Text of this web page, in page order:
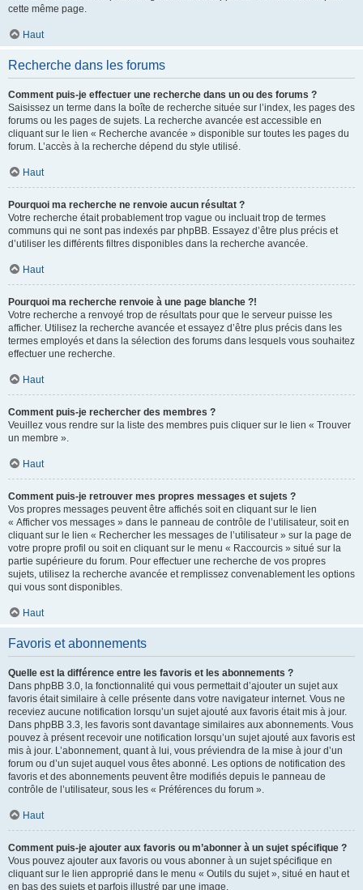
cette même page.
Haut
Recherche dans les forums
Comment puis-je effectuer une recherche dans un ou des forums ?
Saisissez un terme dans la boîte de recherche située sur l’index, les pages des
forums ou les pages de sujets. La recherche avancée est accessible en
cliquant sur le lien « Recherche avancée » disponible sur toutes les pages du
forum. L’accès à la recherche dépend du style utilisé.
Haut
Pourquoi ma recherche ne renvoie aucun résultat ?
Votre recherche était probablement trop vague ou incluait trop de termes
communs qui ne sont pas indexés par phpBB. Essayez d’être plus précis et
d’utiliser les différents filtres disponibles dans la recherche avancée.
Haut
Pourquoi ma recherche renvoie à une page blanche ?!
Votre recherche a renvoyé trop de résultats pour que le serveur puisse les
afficher. Utilisez la recherche avancée et essayez d’être plus précis dans les
termes employés et dans la sélection des forums dans lesquels vous souhaitez
effectuer une recherche.
Haut
Comment puis-je rechercher des membres ?
Veuillez vous rendre sur la liste des membres puis cliquer sur le lien « Trouver
un membre ».
Haut
Comment puis-je retrouver mes propres messages et sujets ?
Vos propres messages peuvent être affichés soit en cliquant sur le lien
« Afficher vos messages » dans le panneau de contrôle de l’utilisateur, soit en
cliquant sur le lien « Rechercher les messages de l’utilisateur » sur la page de
votre propre profil ou soit en cliquant sur le menu « Raccourcis » situé sur la
partie supérieure du forum. Pour effectuer une recherche de vos propres
sujets, utilisez la recherche avancée et remplissez convenablement les options
qui vous sont disponibles.
Haut
Favoris et abonnements
Quelle est la différence entre les favoris et les abonnements ?
Dans phpBB 3.0, la fonctionnalité qui vous permettait d’ajouter un sujet aux
favoris était similaire à celle présente dans votre navigateur internet. Vous ne
receviez aucune notification lorsqu’un sujet ajouté aux favoris était mis à jour.
Dans phpBB 3.3, les favoris sont davantage similaires aux abonnements. Vous
pouvez à présent recevoir une notification lorsqu’un sujet ajouté aux favoris est
mis à jour. L’abonnement, quant à lui, vous préviendra de la mise à jour d’un
forum ou d’un sujet auquel vous êtes abonné. Les options de notification des
favoris et des abonnements peuvent être modifiés depuis le panneau de
contrôle de l’utilisateur, sous les « Préférences du forum ».
Haut
Comment puis-je ajouter aux favoris ou m’abonner à un sujet spécifique ?
Vous pouvez ajouter aux favoris ou vous abonner à un sujet spécifique en
cliquant sur le lien approprié dans le menu « Outils du sujet », situé en haut et
en bas des sujets et parfois illustré par une image.